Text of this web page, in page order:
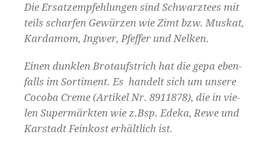
Die Ersatzempfehlun­gen sind Schwarz­tees mit
teils schar­fen Gewürzen wie Zimt bzw. Muskat,
Kar­damom, Ing­w­er, Pfef­fer und Nelken.
Einen dun­klen Bro­tauf­strich hat die gepa eben­
falls im Sor­ti­ment. Es han­delt sich um unsere
Coco­ba Creme (Artikel Nr. 8911878), die in vie­
len Super­märk­ten wie z.Bsp. Ede­ka, Rewe und
Karstadt Feinkost erhältlich ist.